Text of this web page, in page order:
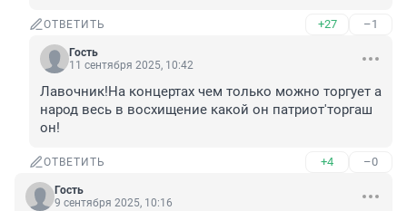
ОТВЕТИТЬ +27 –1
Гость
11 сентября 2025, 10:42
Лавочник!На концертах чем только можно торгует а
народ весь в восхищение какой он патриот'торгаш
он!
ОТВЕТИТЬ +4 –0
Гость
9 сентября 2025, 10:16